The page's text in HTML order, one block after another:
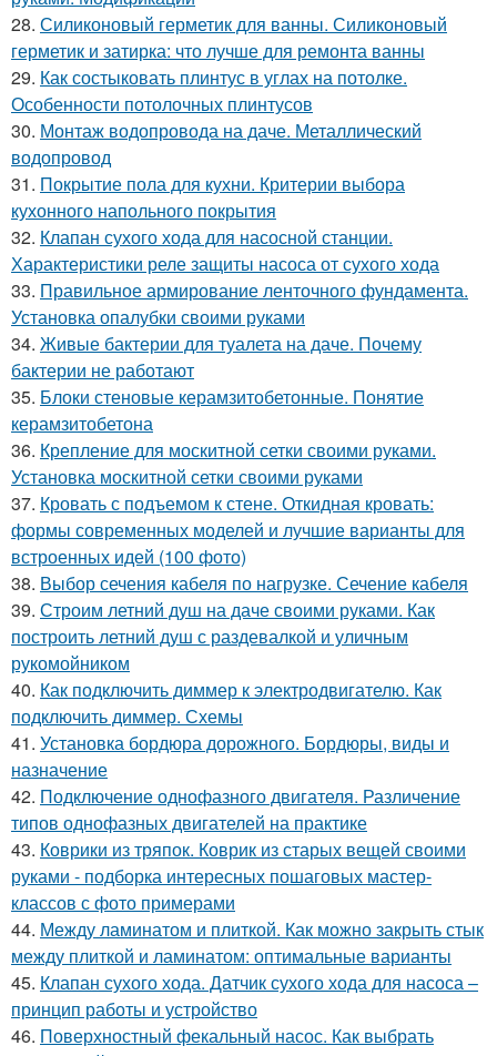
28. Силиконовый герметик для ванны. Силиконовый
герметик и затирка: что лучше для ремонта ванны
29. Как состыковать плинтус в углах на потолке.
Особенности потолочных плинтусов
30. Монтаж водопровода на даче. Металлический
водопровод
31. Покрытие пола для кухни. Критерии выбора
кухонного напольного покрытия
32. Клапан сухого хода для насосной станции.
Характеристики реле защиты насоса от сухого хода
33. Правильное армирование ленточного фундамента.
Установка опалубки своими руками
34. Живые бактерии для туалета на даче. Почему
бактерии не работают
35. Блоки стеновые керамзитобетонные. Понятие
керамзитобетона
36. Крепление для москитной сетки своими руками.
Установка москитной сетки своими руками
37. Кровать с подъемом к стене. Откидная кровать:
формы современных моделей и лучшие варианты для
встроенных идей (100 фото)
38. Выбор сечения кабеля по нагрузке. Сечение кабеля
39. Строим летний душ на даче своими руками. Как
построить летний душ с раздевалкой и уличным
рукомойником
40. Как подключить диммер к электродвигателю. Как
подключить диммер. Схемы
41. Установка бордюра дорожного. Бордюры, виды и
назначение
42. Подключение однофазного двигателя. Различение
типов однофазных двигателей на практике
43. Коврики из тряпок. Коврик из старых вещей своими
руками - подборка интересных пошаговых мастер-
классов с фото примерами
44. Между ламинатом и плиткой. Как можно закрыть стык
между плиткой и ламинатом: оптимальные варианты
45. Клапан сухого хода. Датчик сухого хода для насоса –
принцип работы и устройство
46. Поверхностный фекальный насос. Как выбрать